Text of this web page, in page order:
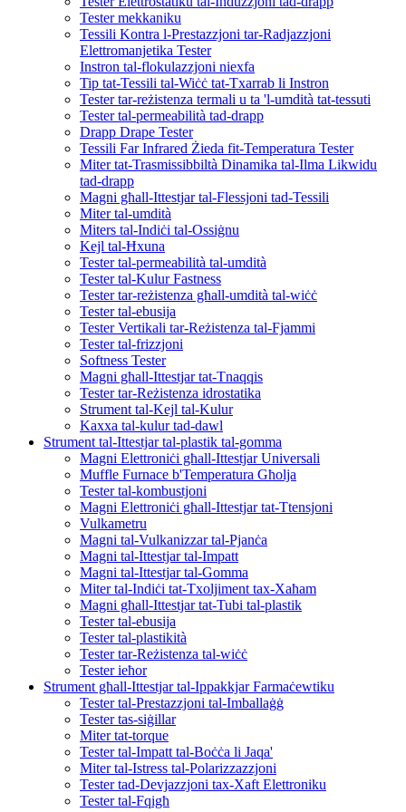
Tester mekkaniku
Tessili Kontra l-Prestazzjoni tar-Radjazzjoni
Elettromanjetika Tester
Instron tal-flokulazzjoni niexfa
Tip tat-Tessili tal-Wiċċ tat-Txarrab li Instron
Tester tar-reżistenza termali u ta 'l-umdità tat-tessuti
Tester tal-permeabilità tad-drapp
Drapp Drape Tester
Tessili Far Infrared Żieda fit-Temperatura Tester
Miter tat-Trasmissibbiltà Dinamika tal-Ilma Likwidu
tad-drapp
Magni għall-Ittestjar tal-Flessjoni tad-Tessili
Miter tal-umdità
Miters tal-Indiċi tal-Ossiġnu
Kejl tal-Ħxuna
Tester tal-permeabilità tal-umdità
Tester tal-Kulur Fastness
Tester tar-reżistenza għall-umdità tal-wiċċ
Tester tal-ebusija
Tester Vertikali tar-Reżistenza tal-Fjammi
Tester tal-frizzjoni
Softness Tester
Magni għall-Ittestjar tat-Tnaqqis
Tester tar-Reżistenza idrostatika
Strument tal-Kejl tal-Kulur
Kaxxa tal-kulur tad-dawl
Strument tal-Ittestjar tal-plastik tal-gomma
Magni Elettroniċi għall-Ittestjar Universali
Muffle Furnace b'Temperatura Għolja
Tester tal-kombustjoni
Magni Elettroniċi għall-Ittestjar tat-Ttensjoni
Vulkametru
Magni tal-Vulkanizzar tal-Pjanċa
Magni tal-Ittestjar tal-Impatt
Magni tal-Ittestjar tal-Gomma
Miter tal-Indiċi tat-Txoljiment tax-Xaħam
Magni għall-Ittestjar tat-Tubi tal-plastik
Tester tal-ebusija
Tester tal-plastikità
Tester tar-Reżistenza tal-wiċċ
Tester ieħor
Strument għall-Ittestjar tal-Ippakkjar Farmaċewtiku
Tester tal-Prestazzjoni tal-Imballaġġ
Tester tas-siġillar
Miter tat-torque
Tester tal-Impatt tal-Boċċa li Jaqa'
Miter tal-Istress tal-Polarizzazzjoni
Tester tad-Devjazzjoni tax-Xaft Elettroniku
Tester tal-Fqigħ